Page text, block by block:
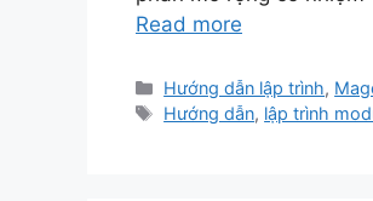
Read more
Categories
Hướng dẫn lập trình,
Tags
Hướng dẫn, lập trình